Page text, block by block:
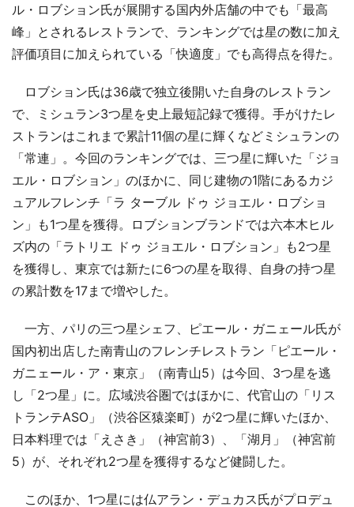
ル・ロブション氏が展開する国内外店舗の中でも「最高
峰」とされるレストランで、ランキングでは星の数に加え
評価項目に加えられている「快適度」でも高得点を得た。
ロブション氏は36歳で独立後開いた自身のレストラン
で、ミシュラン3つ星を史上最短記録で獲得。手がけたレ
ストランはこれまで累計11個の星に輝くなどミシュランの
「常連」。今回のランキングでは、三つ星に輝いた「ジョ
エル・ロブション」のほかに、同じ建物の1階にあるカジ
ュアルフレンチ「ラ ターブル ドゥ ジョエル・ロブショ
ン」も1つ星を獲得。ロブションブランドでは六本木ヒル
ズ内の「ラトリエ ドゥ ジョエル・ロブション」も2つ星
を獲得し、東京では新たに6つの星を取得、自身の持つ星
の累計数を17まで増やした。
一方、パリの三つ星シェフ、ピエール・ガニェール氏が
国内初出店した南青山のフレンチレストラン「ピエール・
ガニェール・ア・東京」（南青山5）は今回、3つ星を逃
し「2つ星」に。広域渋谷圏ではほかに、代官山の「リス
トランテASO」（渋谷区猿楽町）が2つ星に輝いたほか、
日本料理では「えさき」（神宮前3）、「湖月」（神宮前
5）が、それぞれ2つ星を獲得するなど健闘した。
このほか、1つ星には仏アラン・デュカス氏がプロデュ